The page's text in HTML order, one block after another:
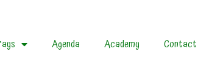
Agenda Academy Contact